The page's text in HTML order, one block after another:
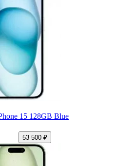
15 128GB Blue
53 500 ₽